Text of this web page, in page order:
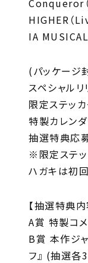
Conqueror
HIGHER（
IA
(パッケージ
スペシャル
限定ステッ
特製カレン
抽選特典応
※限定ステ
ハガキは初
【抽選特典内
A賞 特製コ
B賞 本作ジ
フ』 (抽選各